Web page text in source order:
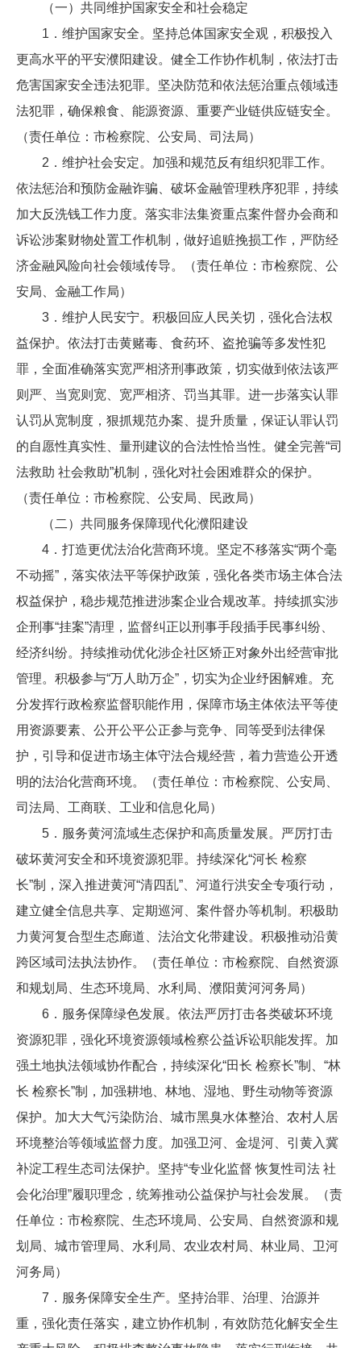
（一）共同维护国家安全和社会稳定
1．维护国家安全。坚持总体国家安全观，积极投入
更高水平的平安濮阳建设。健全工作协作机制，依法打击
危害国家安全违法犯罪。坚决防范和依法惩治重点领域违
法犯罪，确保粮食、能源资源、重要产业链供应链安全。
（责任单位：市检察院、公安局、司法局）
2．维护社会安定。加强和规范反有组织犯罪工作。
依法惩治和预防金融诈骗、破坏金融管理秩序犯罪，持续
加大反洗钱工作力度。落实非法集资重点案件督办会商和
诉讼涉案财物处置工作机制，做好追赃挽损工作，严防经
济金融风险向社会领域传导。（责任单位：市检察院、公
安局、金融工作局）
3．维护人民安宁。积极回应人民关切，强化合法权
益保护。依法打击黄赌毒、食药环、盗抢骗等多发性犯
罪，全面准确落实宽严相济刑事政策，切实做到依法该严
则严、当宽则宽、宽严相济、罚当其罪。进一步落实认罪
认罚从宽制度，狠抓规范办案、提升质量，保证认罪认罚
的自愿性真实性、量刑建议的合法性恰当性。健全完善“司
法救助 社会救助”机制，强化对社会困难群众的保护。
（责任单位：市检察院、公安局、民政局）
（二）共同服务保障现代化濮阳建设
4．打造更优法治化营商环境。坚定不移落实“两个毫
不动摇”，落实依法平等保护政策，强化各类市场主体合法
权益保护，稳步规范推进涉案企业合规改革。持续抓实涉
企刑事“挂案”清理，监督纠正以刑事手段插手民事纠纷、
经济纠纷。持续推动优化涉企社区矫正对象外出经营审批
管理。积极参与“万人助万企”，切实为企业纾困解难。充
分发挥行政检察监督职能作用，保障市场主体依法平等使
用资源要素、公开公平公正参与竞争、同等受到法律保
护，引导和促进市场主体守法合规经营，着力营造公开透
明的法治化营商环境。（责任单位：市检察院、公安局、
司法局、工商联、工业和信息化局）
5．服务黄河流域生态保护和高质量发展。严厉打击
破坏黄河安全和环境资源犯罪。持续深化“河长 检察
长”制，深入推进黄河“清四乱”、河道行洪安全专项行动，
建立健全信息共享、定期巡河、案件督办等机制。积极助
力黄河复合型生态廊道、法治文化带建设。积极推动沿黄
跨区域司法执法协作。（责任单位：市检察院、自然资源
和规划局、生态环境局、水利局、濮阳黄河河务局）
6．服务保障绿色发展。依法严厉打击各类破坏环境
资源犯罪，强化环境资源领域检察公益诉讼职能发挥。加
强土地执法领域协作配合，持续深化“田长 检察长”制、“林
长 检察长”制，加强耕地、林地、湿地、野生动物等资源
保护。加大大气污染防治、城市黑臭水体整治、农村人居
环境整治等领域监督力度。加强卫河、金堤河、引黄入冀
补淀工程生态司法保护。坚持“专业化监督 恢复性司法 社
会化治理”履职理念，统筹推动公益保护与社会发展。（责
任单位：市检察院、生态环境局、公安局、自然资源和规
划局、城市管理局、水利局、农业农村局、林业局、卫河
河务局）
7．服务保障安全生产。坚持治罪、治理、治源并
重，强化责任落实，建立协作机制，有效防范化解安全生